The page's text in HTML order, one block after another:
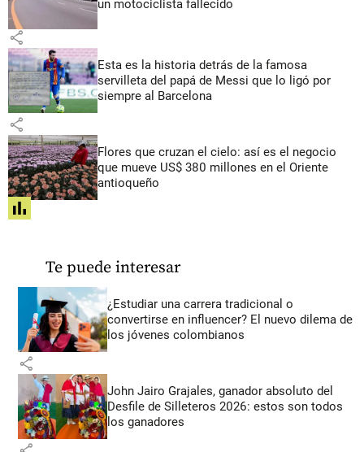
un motociclista fallecido
share
Esta es la historia detrás de la famosa
servilleta del papá de Messi que lo ligó por
siempre al Barcelona
share
Flores que cruzan el cielo: así es el negocio
que mueve US$ 380 millones en el Oriente
antioqueño
share
Te puede interesar
¿Estudiar una carrera tradicional o
convertirse en influencer? El nuevo dilema de
los jóvenes colombianos
share
John Jairo Grajales, ganador absoluto del
Desfile de Silleteros 2026: estos son todos
los ganadores